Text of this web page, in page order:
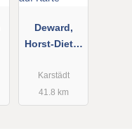
Deward,
Horst-Dieter
Service
Karstädt
41.8 km